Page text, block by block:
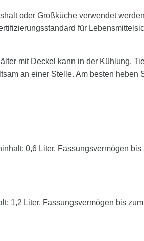
oder Großküche verwendet
für
mit Deckel kann in der Kühlung,
an einer Stelle. Am besten heben
0,6 Liter, Fassungsvermögen bis
1,2 Liter, Fassungsvermögen bis